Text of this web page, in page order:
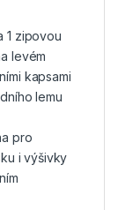
1 zipovou
levém
kapsami
lemu
pro
i výšivky